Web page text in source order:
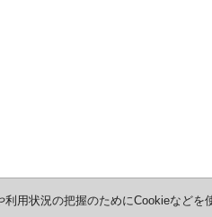
用状況の把握のためにCookieなど